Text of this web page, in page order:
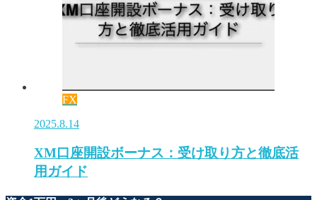
FX
2025.8.14
XM口座開設ボーナス：受け取り方と徹底活
用ガイド